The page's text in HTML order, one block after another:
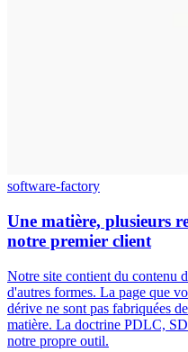
software-factory
Une matière, plusieurs
notre premier client
Notre site contient du contenu
d'autres formes. La page que
dérive ne sont pas fabriquées
matière. La doctrine PDLC,
notre propre outil.